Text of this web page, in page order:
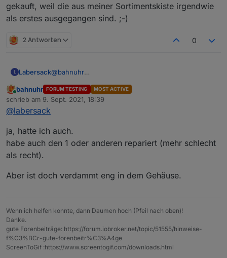
mfg
Dieter
gekauft, weil die aus meiner Sortimentskiste irgendwie
als erstes ausgegangen sind. ;-)
2 Antworten 0
L Labersack@bahnuhr
Kondensatoren gekauft, weil die aus meiner
Sortimentskiste irgendwie als erstes ausgegangen
Online
bahnuhr FORUM TESTING MOST ACTIVE
schrieb am 9. Sept. 2021, 18:39
zuletzt editiert von
@labersack
ja, hatte ich auch.
habe auch den 1 oder anderen repariert (mehr schlecht
als recht).
Aber ist doch verdammt eng in dem Gehäuse.
Wenn ich helfen konnte, dann Daumen hoch (Pfeil nach oben)!
Danke.
gute Forenbeiträge: https://forum.iobroker.net/topic/51555/hinweise-
f%C3%BCr-gute-forenbeitr%C3%A4ge
ScreenToGif :https://www.screentogif.com/downloads.html